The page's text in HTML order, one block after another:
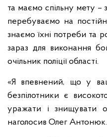
та маємо спільну мету –
перебуваємо на
знаємо їхні потреби та
зараз для виконання
очільник поліції області.
«Я впевнений, що у
безпілотники є
уражати і знищувати
наголосив Олег Антонюк.